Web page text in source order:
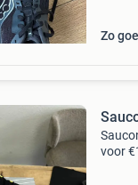
Zo
voor